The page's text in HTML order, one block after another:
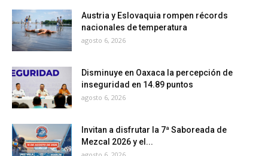
Austria y Eslovaquia rompen récords
nacionales de temperatura
agosto 6, 2026
Disminuye en Oaxaca la percepción de
inseguridad en 14.89 puntos
agosto 6, 2026
Invitan a disfrutar la 7ª Saboreada de
Mezcal 2026 y el...